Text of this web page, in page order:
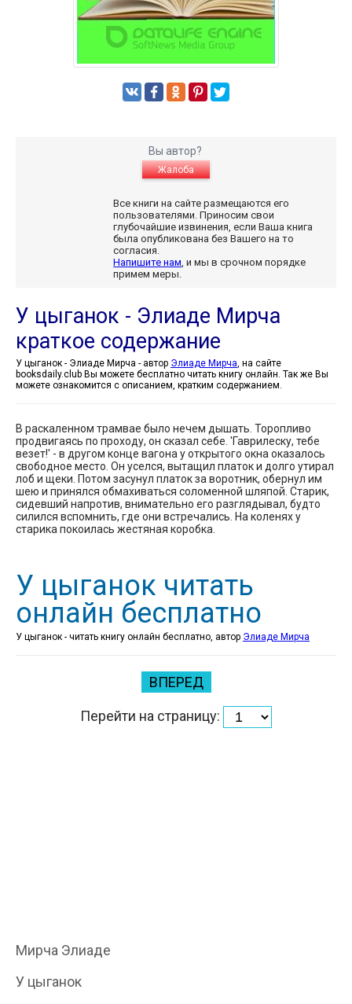
Вы автор?
Жалоба
Все книги на сайте размещаются его
пользователями. Приносим свои
глубочайшие извинения, если Ваша книга
была опубликована без Вашего на то
согласия.
Напишите нам, и мы в срочном порядке
примем меры.
У цыганок - Элиаде Мирча
краткое содержание
У цыганок - Элиаде Мирча - автор Элиаде Мирча, на сайте
booksdaily.club Вы можете бесплатно читать книгу онлайн. Так же Вы
можете ознакомится с описанием, кратким содержанием.
В раскаленном трамвае было нечем дышать. Торопливо
продвигаясь по проходу, он сказал себе. 'Гаврилеску, тебе
везет!' - в другом конце вагона у открытого окна оказалось
свободное место. Он уселся, вытащил платок и долго утирал
лоб и щеки. Потом засунул платок за воротник, обернул им
шею и принялся обмахиваться соломенной шляпой. Старик,
сидевший напротив, внимательно его разглядывал, будто
силился вспомнить, где они встречались. На коленях у
старика покоилась жестяная коробка.
У цыганок читать
онлайн бесплатно
У цыганок - читать книгу онлайн бесплатно, автор Элиаде Мирча
ВПЕРЕД
Перейти на страницу:
Мирча Элиаде
У цыганок